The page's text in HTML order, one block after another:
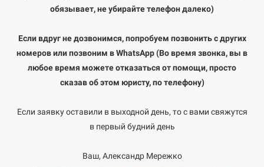
обязывает, не убирайте телефон далеко)
Если вдруг не дозвонимся, попробуем позвонить с других
номеров или позвоним в WhatsApp(Во время звонка, вы в
любое время можете отказаться от помощи, просто
сказав об этом юристу, по телефону)
Если заявку оставили в выходной день, то с вами свяжутся
в первый будний день
Ваш, Александр Мережко